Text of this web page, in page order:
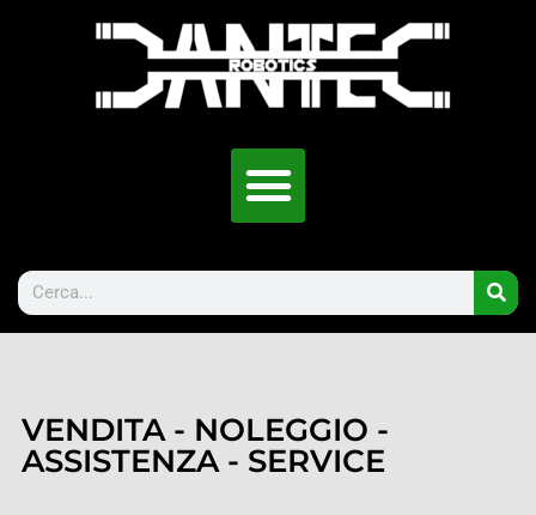
VENDITA - NOLEGGIO -
ASSISTENZA - SERVICE